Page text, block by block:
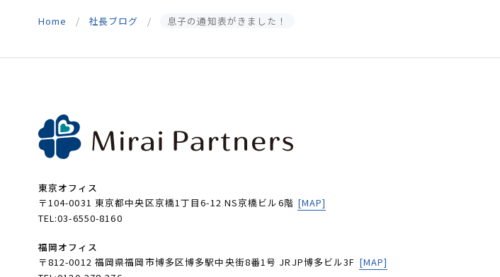
Home 社長ブログ 息子の通知表がきました！
東京オフィス
〒104-0031 東京都中央区京橋1丁目6-12 NS京橋ビル6階 [MAP]
TEL:03-6550-8160
福岡オフィス
〒812-0012 福岡県福岡市博多区博多駅中央街8番1号 JRJP博多ビル3F [MAP]